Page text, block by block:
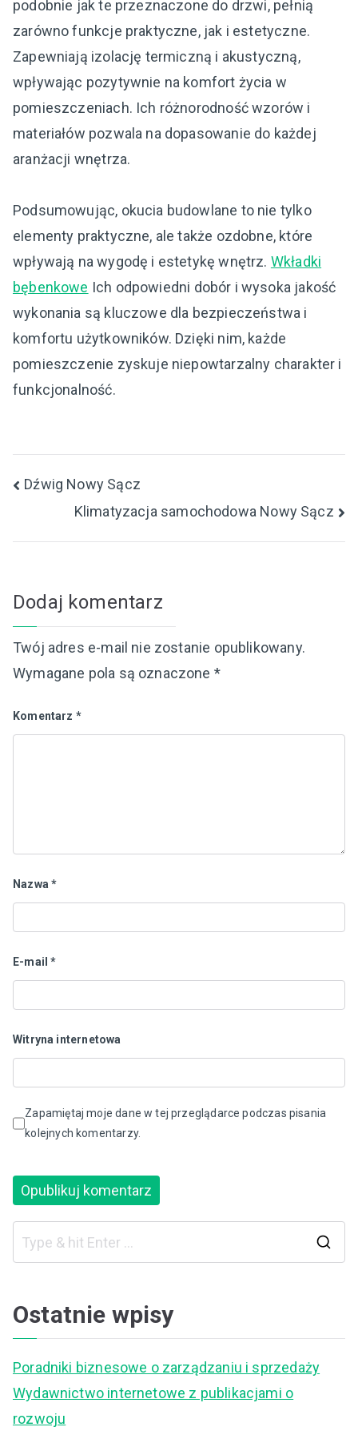
podobnie jak te przeznaczone do drzwi, pełnią
zarówno funkcje praktyczne, jak i estetyczne.
Zapewniają izolację termiczną i akustyczną,
wpływając pozytywnie na komfort życia w
pomieszczeniach. Ich różnorodność wzorów i
materiałów pozwala na dopasowanie do każdej
aranżacji wnętrza.
Podsumowując, okucia budowlane to nie tylko
elementy praktyczne, ale także ozdobne, które
wpływają na wygodę i estetykę wnętrz. Wkładki
bębenkowe Ich odpowiedni dobór i wysoka jakość
wykonania są kluczowe dla bezpieczeństwa i
komfortu użytkowników. Dzięki nim, każde
pomieszczenie zyskuje niepowtarzalny charakter i
funkcjonalność.
Nawigacja
wpisu
Dźwig Nowy Sącz
Klimatyzacja samochodowa Nowy Sącz
Dodaj komentarz
Twój adres e-mail nie zostanie opublikowany.
Wymagane pola są oznaczone *
Komentarz *
Nazwa*
E-mail*
Witryna internetowa
Zapamiętaj moje dane w tej przeglądarce podczas pisania
kolejnych komentarzy.
Ostatnie wpisy
Poradniki biznesowe o zarządzaniu i sprzedaży
Wydawnictwo internetowe z publikacjami o
rozwoju